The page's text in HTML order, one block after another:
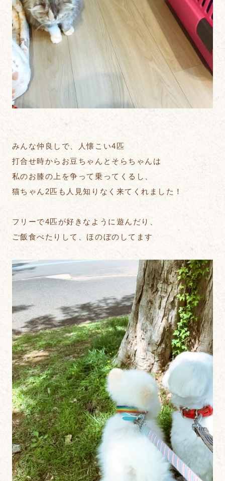
みんな仲良しで、人懐こい4匹
打合せ時からお豆ちゃんとそらちゃんは
私のお膝の上を争って乗ってくるし、
猫ちゃん2匹も人見知りなく来てくれました！
フリーで4匹が好きなように遊んだり、
ご飯食べたりして、ほのぼのしてます